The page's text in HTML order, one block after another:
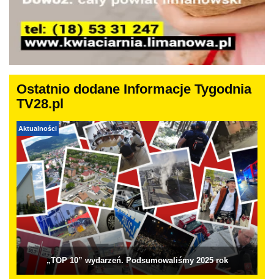
Ostatnio dodane Informacje Tygodnia
TV28.pl
Aktualności
„TOP 10” wydarzeń. Podsumowaliśmy 2025 rok